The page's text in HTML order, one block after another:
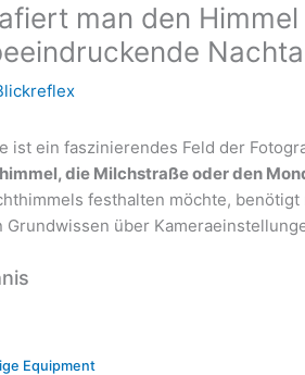
man den
ist ein faszinierendes Feld der
die Milchstraße oder den
festhalten möchte,
Grundwissen über
Equipment